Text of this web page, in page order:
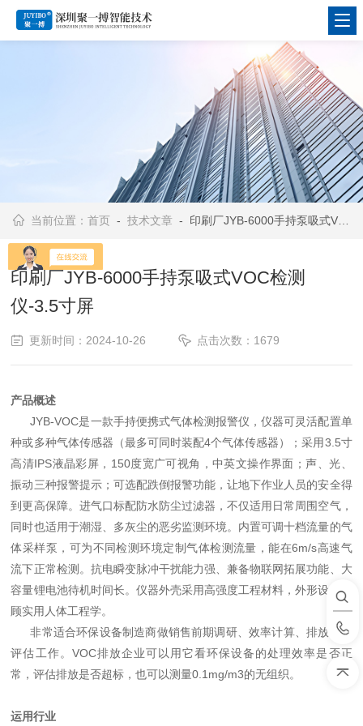
当前位置：首页 -技术文章 - 印刷厂JYB-6000手持泵吸式VOC检测仪-3.5寸屏
印刷厂JYB-6000手持泵吸式VOC检测
仪-3.5寸屏
更新时间：2024-10-26 点击次数：1679
产品概述
JYB-VOC是一款手持便携式气体检测报警仪，仪器可灵活配置单
种或多种气体传感器（最多可同时装配4个气体传感器）；采用3.5寸
高清IPS液晶彩屏，150度宽广可视角，中英文操作界面；声、光、
振动三种报警提示；可选配跌倒报警功能，让地下作业人员的安全得
到更高保障。进气口标配防水防尘过滤器，不仅适用日常周围空气，
同时也适用于潮湿、多灰尘的恶劣监测环境。内置可调十档流量的气
体采样泵，可为不同检测环境定制气体检测流量，能在6m/s高速气
流下正常检测。抗电瞬变脉冲干扰能力强、兼备物联网拓展功能、大
容量锂电池待机时间长。仪器外壳采用高强度工程材料，外形设计兼
顾实用人体工程学。
非常适合环保设备制造商做销售前期调研、效率计算、排放达标
评估工作。 VOC排放企业可以用它看环保设备的处理效率是否正
常，评估排放是否超标，也可以测量0.1mg/m3的无组织。
运用行业